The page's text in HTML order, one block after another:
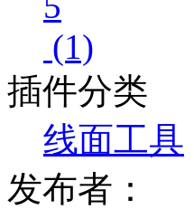
(1)
插件分类
线面工具
发布者：